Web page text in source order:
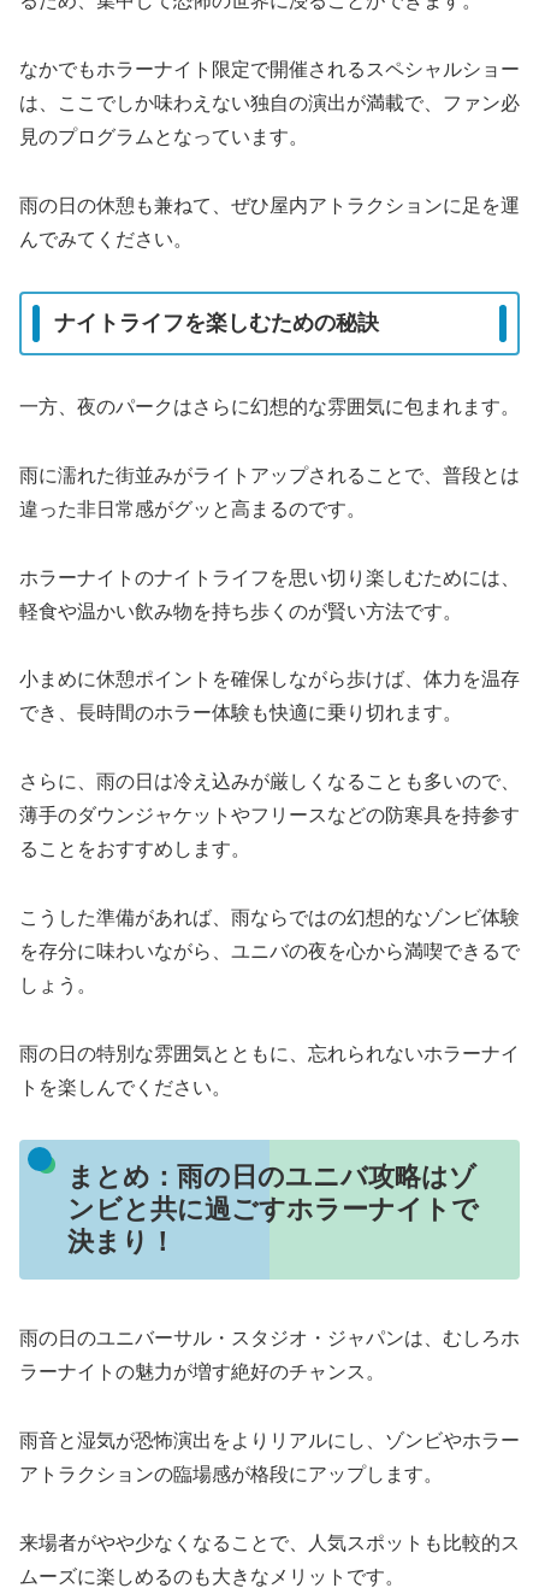
なかでもホラーナイト限定で開催されるスペシャルショー
は、ここでしか味わえない独自の演出が満載で、ファン必
見のプログラムとなっています。
雨の日の休憩も兼ねて、ぜひ屋内アトラクションに足を運
んでみてください。
ナイトライフを楽しむための秘訣
一方、夜のパークはさらに幻想的な雰囲気に包まれます。
雨に濡れた街並みがライトアップされることで、普段とは
違った非日常感がグッと高まるのです。
ホラーナイトのナイトライフを思い切り楽しむためには、
軽食や温かい飲み物を持ち歩くのが賢い方法です。
小まめに休憩ポイントを確保しながら歩けば、体力を温存
でき、長時間のホラー体験も快適に乗り切れます。
さらに、雨の日は冷え込みが厳しくなることも多いので、
薄手のダウンジャケットやフリースなどの防寒具を持参す
ることをおすすめします。
こうした準備があれば、雨ならではの幻想的なゾンビ体験
を存分に味わいながら、ユニバの夜を心から満喫できるで
しょう。
雨の日の特別な雰囲気とともに、忘れられないホラーナイ
トを楽しんでください。
まとめ：雨の日のユニバ攻略はゾ
ンビと共に過ごすホラーナイトで
決まり！
雨の日のユニバーサル・スタジオ・ジャパンは、むしろホ
ラーナイトの魅力が増す絶好のチャンス。
雨音と湿気が恐怖演出をよりリアルにし、ゾンビやホラー
アトラクションの臨場感が格段にアップします。
来場者がやや少なくなることで、人気スポットも比較的ス
ムーズに楽しめるのも大きなメリットです。